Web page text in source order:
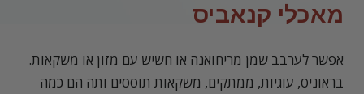
מאכלי קנאביס
אפשר לערבב שמן מריחואנה או חשיש עם מזון או משקאות.
בראוניס, עוגיות, ממתקים, משקאות תוססים ותה הם כמה